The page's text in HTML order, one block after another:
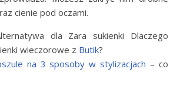
cienie pod oczami.
dla Zara sukienki Dlaczego
wieczorowe z Butik?
na 3 sposoby w stylizacjach – co